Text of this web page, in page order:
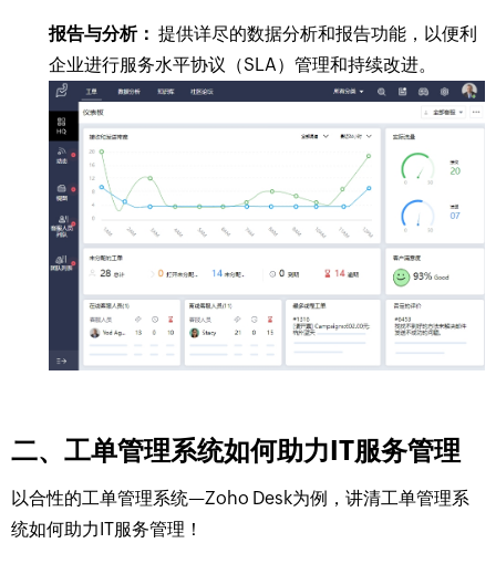
报告与分析： 提供详尽的数据分析和报告功能，以便利
企业进行服务水平协议（SLA）管理和持续改进。
二、工单管理系统如何助力IT服务管理
以合性的工单管理系统—Zoho Desk为例，讲清工单管理系
统如何助力IT服务管理！